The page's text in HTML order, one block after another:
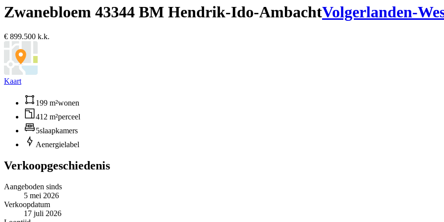
Zwanebloem 43344 BM Hendrik-Ido-AmbachtVolgerlanden-
€ 899.500 k.k.
Kaart
199 m²wonen
412 m²perceel
5slaapkamers
Aenergielabel
Verkoopgeschiedenis
Aangeboden sinds
5 mei 2026
Verkoopdatum
17 juli 2026